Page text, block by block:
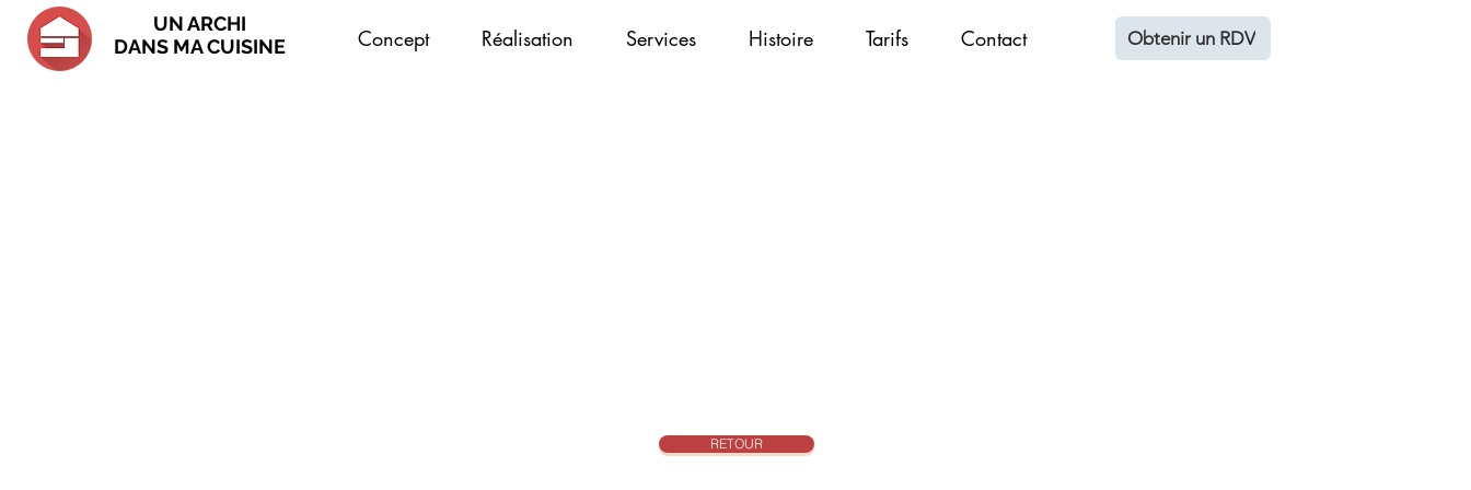
UN ARCHI
DANS MA CUISINE
Concept Réalisation Services Histoire Tarifs Contact Obtenir un RDV
RETOUR